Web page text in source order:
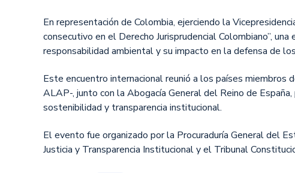
En representación de Colombia, ejerciendo la
consecutivo en el Derecho Jurisprudencial Colombiano”,
responsabilidad ambiental y su impacto en la defensa de
Este encuentro internacional reunió a los países miembros
ALAP-, junto con la Abogacía General del Reino de
sostenibilidad y transparencia institucional.
El evento fue organizado por la Procuraduría General del
Justicia y Transparencia Institucional y el Tribunal